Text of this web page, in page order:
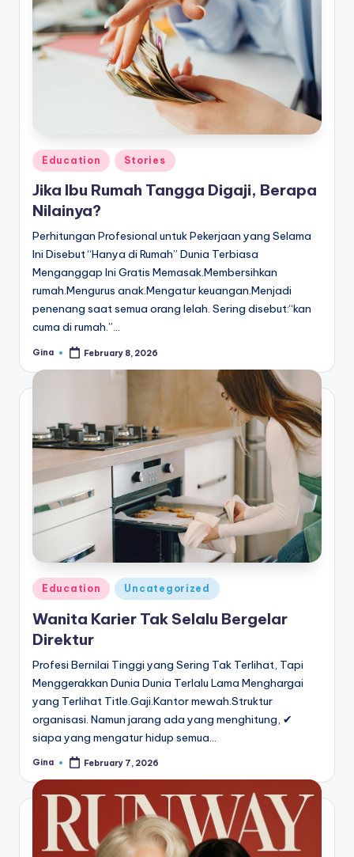
Posted
in
Education Stories
Jika Ibu Rumah Tangga Digaji, Berapa
Nilainya?
Perhitungan Profesional untuk Pekerjaan yang Selama
Ini Disebut “Hanya di Rumah” Dunia Terbiasa
Menganggap Ini Gratis Memasak.Membersihkan
rumah.Mengurus anak.Mengatur keuangan.Menjadi
penenang saat semua orang lelah. Sering disebut:“kan
cuma di rumah.”…
Posted
Gina February 8, 2026
Posted
in
Education Uncategorized
Wanita Karier Tak Selalu Bergelar
Direktur
Profesi Bernilai Tinggi yang Sering Tak Terlihat, Tapi
Menggerakkan Dunia Dunia Terlalu Lama Menghargai
yang Terlihat Title.Gaji.Kantor mewah.Struktur
organisasi. Namun jarang ada yang menghitung, ✔
siapa yang mengatur hidup semua…
Posted
Gina February 7, 2026